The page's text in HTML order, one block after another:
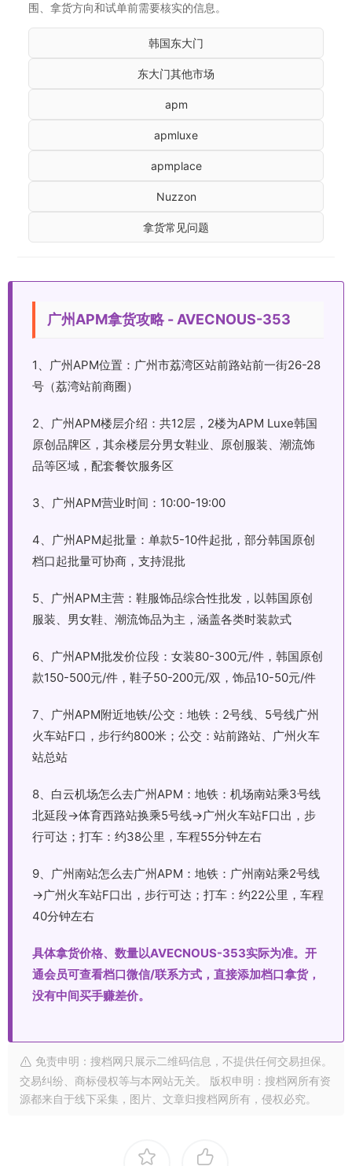
围、拿货方向和试单前需要核实的信息。
韩国东大门
东大门其他市场
apm
apmluxe
apmplace
Nuzzon
拿货常见问题
广州APM拿货攻略 - AVECNOUS-353
1、广州APM位置：广州市荔湾区站前路站前一街26-28
号（荔湾站前商圈）
2、广州APM楼层介绍：共12层，2楼为APM Luxe韩国
原创品牌区，其余楼层分男女鞋业、原创服装、潮流饰
品等区域，配套餐饮服务区
3、广州APM营业时间：10:00-19:00
4、广州APM起批量：单款5-10件起批，部分韩国原创
档口起批量可协商，支持混批
5、广州APM主营：鞋服饰品综合性批发，以韩国原创
服装、男女鞋、潮流饰品为主，涵盖各类时装款式
6、广州APM批发价位段：女装80-300元/件，韩国原创
款150-500元/件，鞋子50-200元/双，饰品10-50元/件
7、广州APM附近地铁/公交：地铁：2号线、5号线广州
火车站F口，步行约800米；公交：站前路站、广州火车
站总站
8、白云机场怎么去广州APM：地铁：机场南站乘3号线
北延段→体育西路站换乘5号线→广州火车站F口出，步
行可达；打车：约38公里，车程55分钟左右
9、广州南站怎么去广州APM：地铁：广州南站乘2号线
→广州火车站F口出，步行可达；打车：约22公里，车程
40分钟左右
具体拿货价格、数量以AVECNOUS-353实际为准。开
通会员可查看档口微信/联系方式，直接添加档口拿货，
没有中间买手赚差价。
免责申明：搜档网只展示二维码信息，不提供任何交易担保。
交易纠纷、商标侵权等与本网站无关。 版权申明：搜档网所有资
源都来自于线下采集，图片、文章归搜档网所有，侵权必究。